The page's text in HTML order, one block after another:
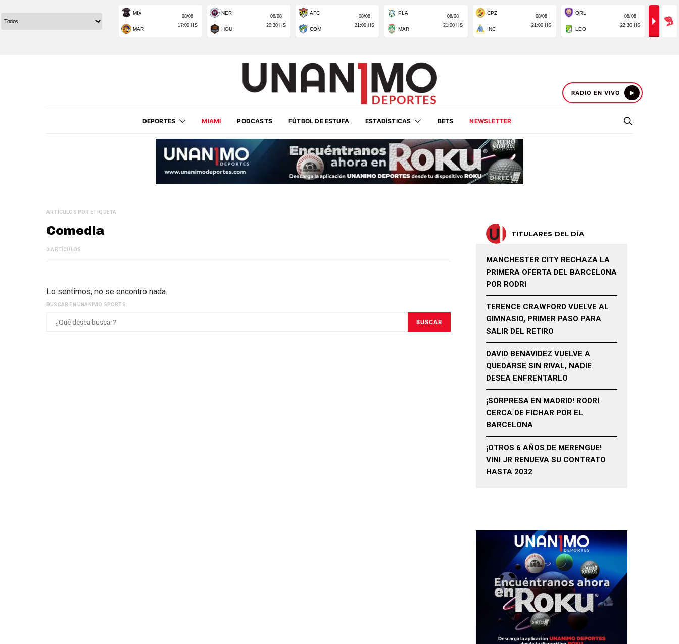
RADIO EN VIVO
DEPORTES MIAMI PODCASTS FÚTBOL DE ESTUFA ESTADÍSTICAS BETS NEWSLETTER
ARTÍCULOS POR ETIQUETA
Comedia
0 ARTÍCULOS
Lo sentimos, no se encontró nada.
BUSCAR EN UNANIMO SPORTS:
BUSCAR
TITULARES DEL DÍA
MANCHESTER CITY RECHAZA LA
PRIMERA OFERTA DEL BARCELONA
POR RODRI
TERENCE CRAWFORD VUELVE AL
GIMNASIO, PRIMER PASO PARA
SALIR DEL RETIRO
DAVID BENAVIDEZ VUELVE A
QUEDARSE SIN RIVAL, NADIE
DESEA ENFRENTARLO
¡SORPRESA EN MADRID! RODRI
CERCA DE FICHAR POR EL
BARCELONA
¡OTROS 6 AÑOS DE MERENGUE!
VINI JR RENUEVA SU CONTRATO
HASTA 2032